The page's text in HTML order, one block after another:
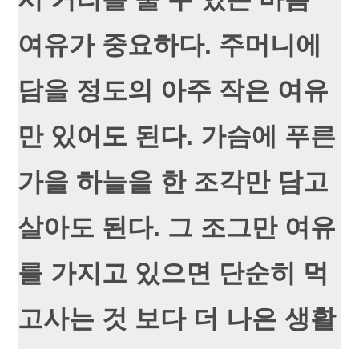
여유가 중요하다. 주머니에
담을 정도의 아주 작은 여유
만 있어도 된다. 가슴에 푸른
가을 하늘을 한 조각만 담고
살아도 된다. 그 조그만 여유
를 가지고 있으면 단순히 먹
고사는 것 보다 더 나은 생활